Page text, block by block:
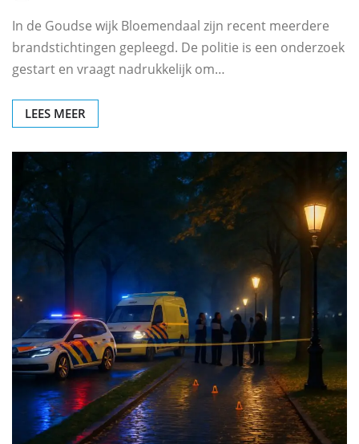
In de Goudse wijk Bloemendaal zijn recent meerdere
brandstichtingen gepleegd. De politie is een onderzoek
gestart en vraagt nadrukkelijk om…
LEES MEER